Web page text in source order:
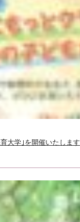
大学｣を開催いたします